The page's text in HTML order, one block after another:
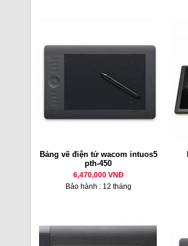
Bảng vẽ điện tử wacom intuos5
pth-450
6,470,000 VNĐ
Bảo hành : 12 tháng